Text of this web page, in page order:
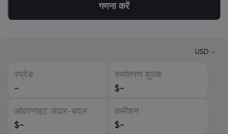
गणना करें
USD
स्प्रेड
-
रूपांतरण शुल्क
$-
ओवरनाइट अदल-बदल
$-
कमीशन
$-